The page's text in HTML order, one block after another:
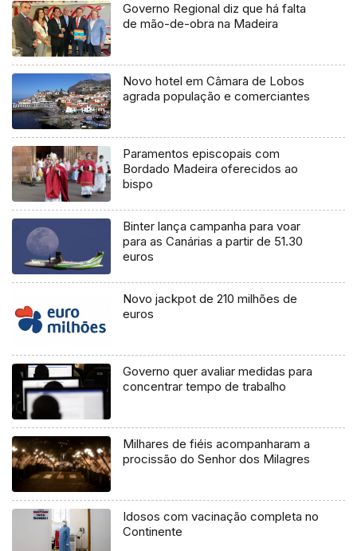
Governo Regional diz que há falta
de mão-de-obra na Madeira
Novo hotel em Câmara de Lobos
agrada população e comerciantes
Paramentos episcopais com
Bordado Madeira oferecidos ao
bispo
Binter lança campanha para voar
para as Canárias a partir de 51.30
euros
Novo jackpot de 210 milhões de
euros
Governo quer avaliar medidas para
concentrar tempo de trabalho
Milhares de fiéis acompanharam a
procissão do Senhor dos Milagres
Idosos com vacinação completa no
Continente